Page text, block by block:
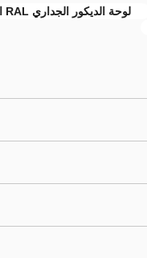
لوحة الديكور الجداري RAL المصقولة ACP